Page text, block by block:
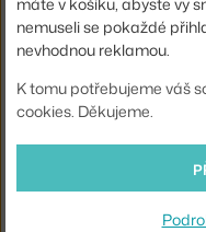
271 cm
Šířka:
110 cm
Barva:
krémová
Materiál:
latex,
Kód produktu
VIT-
nemuseli se pokaždé
nevhodnou reklamou.
K tomu potřebujeme váš
cookies. Děkujeme.